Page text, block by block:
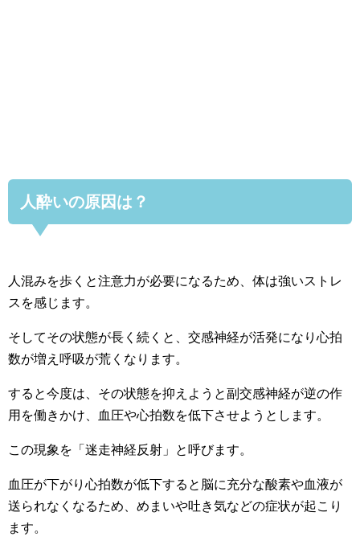
人酔いの原因は？
人混みを歩くと注意力が必要になるため、体は強いストレ
スを感じます。
そしてその状態が長く続くと、交感神経が活発になり心拍
数が増え呼吸が荒くなります。
すると今度は、その状態を抑えようと副交感神経が逆の作
用を働きかけ、血圧や心拍数を低下させようとします。
この現象を「迷走神経反射」と呼びます。
血圧が下がり心拍数が低下すると脳に充分な酸素や血液が
送られなくなるため、めまいや吐き気などの症状が起こり
ます。